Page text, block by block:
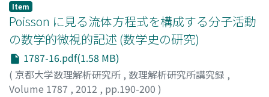
Item
Poisson に見る流体方程式を構成する分子活動
の数学的微視的記述 (数学史の研究)
1787-16.pdf(1.58 MB)
( 京都大学数理解析研究所 , 数理解析研究所講究録 ,
Volume 1787 , 2012 , pp.190-200 )